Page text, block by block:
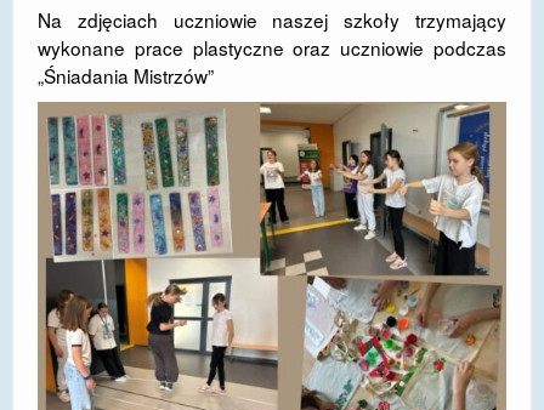
Na zdjęciach uczniowie naszej szkoły trzymający
wykonane prace plastyczne oraz uczniowie podczas
„Śniadania Mistrzów”